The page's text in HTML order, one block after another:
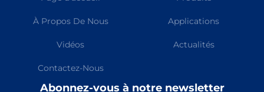
À Propos De Nous Applications
Vidéos Actualités
Contactez-Nous
Abonnez-vous à notre newsletter